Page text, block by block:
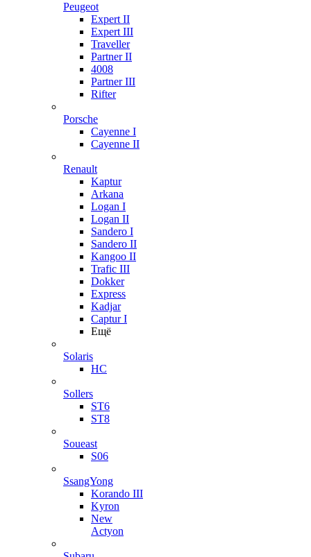
Peugeot
Expert II
Expert III
Traveller
Partner II
4008
Partner III
Rifter
Porsche
Cayenne I
Cayenne II
Renault
Kaptur
Arkana
Logan I
Logan II
Sandero I
Sandero II
Kangoo II
Trafic III
Dokker
Express
Kadjar
Captur I
Ещё
Solaris
HC
Sollers
ST6
ST8
Soueast
S06
SsangYong
Korando III
Kyron
New
Actyon